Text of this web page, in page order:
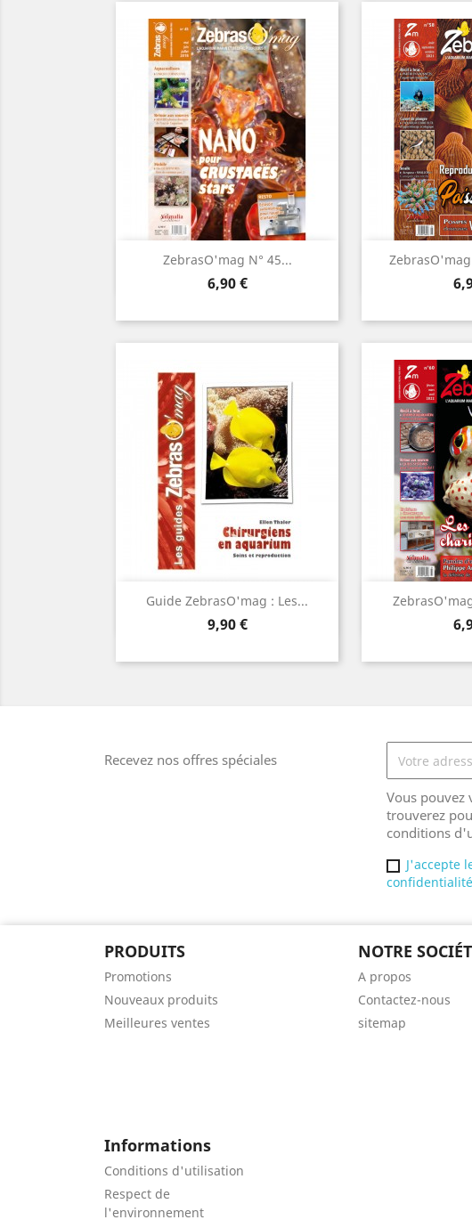
ZebrasO'mag N° 45...
Prix
6,90 €
Aperçu rapide 
Guide ZebrasO'mag : Les...
Prix
9,90 €
Aperçu rapide 
Recevez nos offres spéciales
Vous pouvez
trouverez
conditions
J'accepte
PRODUITS
Promotions
Nouveaux produits
Meilleures ventes
NOTRE
A propos
Contactez-nous
sitemap
Informations
Conditions d'utilisation
Respect de
l'environnement